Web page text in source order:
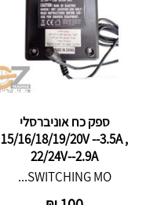
ספק כח אוניברסלי
15/16/18/19/20V --3.5A ,
22/24V--2.9A
SWITCHING MO...